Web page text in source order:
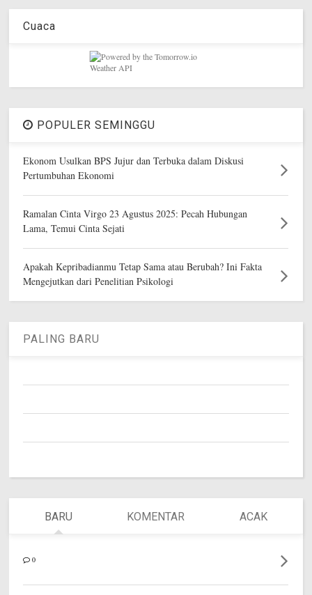
Cuaca
POPULER SEMINGGU
Ekonom Usulkan BPS Jujur dan Terbuka dalam Diskusi
Pertumbuhan Ekonomi
Ramalan Cinta Virgo 23 Agustus 2025: Pecah Hubungan
Lama, Temui Cinta Sejati
Apakah Kepribadianmu Tetap Sama atau Berubah? Ini Fakta
Mengejutkan dari Penelitian Psikologi
PALING BARU
BARU KOMENTAR ACAK
0